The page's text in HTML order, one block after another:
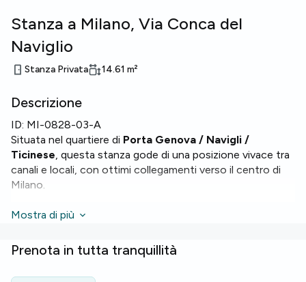
Stanza a Milano, Via Conca del
Naviglio
Stanza Privata 14.61 m²
Descrizione
ID: MI-0828-03-A
Situata nel quartiere di Porta Genova / Navigli /
Ticinese, questa stanza gode di una posizione vivace tra
canali e locali, con ottimi collegamenti verso il centro di
Milano.
La stanza dispone di un letto queen e misura 14,61 m².
lavastoviglie e lavatrice per il massimo comfort.
La palazzina è dotata di giardino, ascensore e servizio di
Mostra di più
Prenota in tutta tranquillità